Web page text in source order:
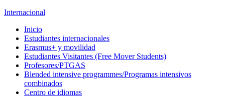
Internacional
Inicio
Estudiantes internacionales
Erasmus+ y movilidad
Estudiantes Visitantes (Free Mover Students)
Profesores/PTGAS
Blended intensive programmes/Programas intensivos
combinados
Centro de idiomas